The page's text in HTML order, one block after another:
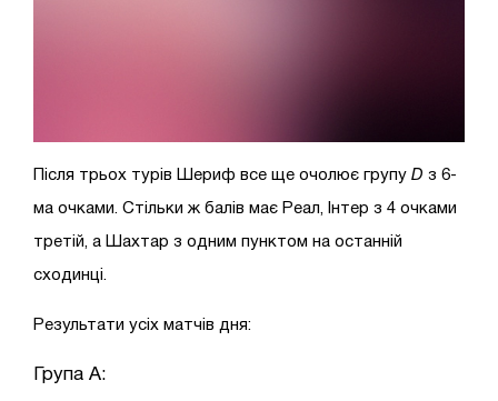
Після трьох турів Шериф все ще очолює групу D з 6-
ма очками. Стільки ж балів має Реал, Інтер з 4 очками
третій, а Шахтар з одним пунктом на останній
сходинці.
Результати усіх матчів дня:
Група А: